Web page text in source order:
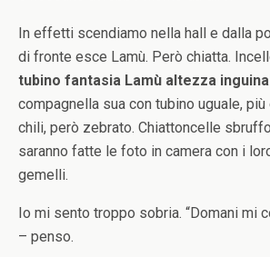
In effetti scendiamo nella hall e dalla
di fronte esce Lamù. Però chiatta.
tubino fantasia Lamù altezza
compagnella sua con tubino uguale,
chili, però zebrato. Chiattoncelle
saranno fatte le foto in camera con i
gemelli.
Io mi sento troppo sobria. “Domani mi
– penso.